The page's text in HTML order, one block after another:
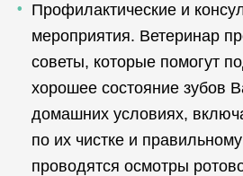
Профилактические и
мероприятия. Ветеринар
советы, которые помогут
хорошее состояние зубов
домашних условиях,
по их чистке и
проводятся осмотры